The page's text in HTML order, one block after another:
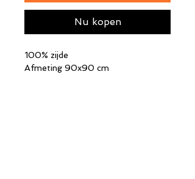
Nu kopen
100% zijde
Afmeting 90x90 cm